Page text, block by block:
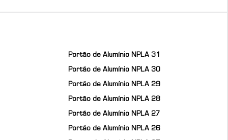
Portão de Alumínio NPLA 31
Portão de Alumínio NPLA 30
Portão de Alumínio NPLA 29
Portão de Alumínio NPLA 28
Portão de Alumínio NPLA 27
Portão de Alumínio NPLA 26